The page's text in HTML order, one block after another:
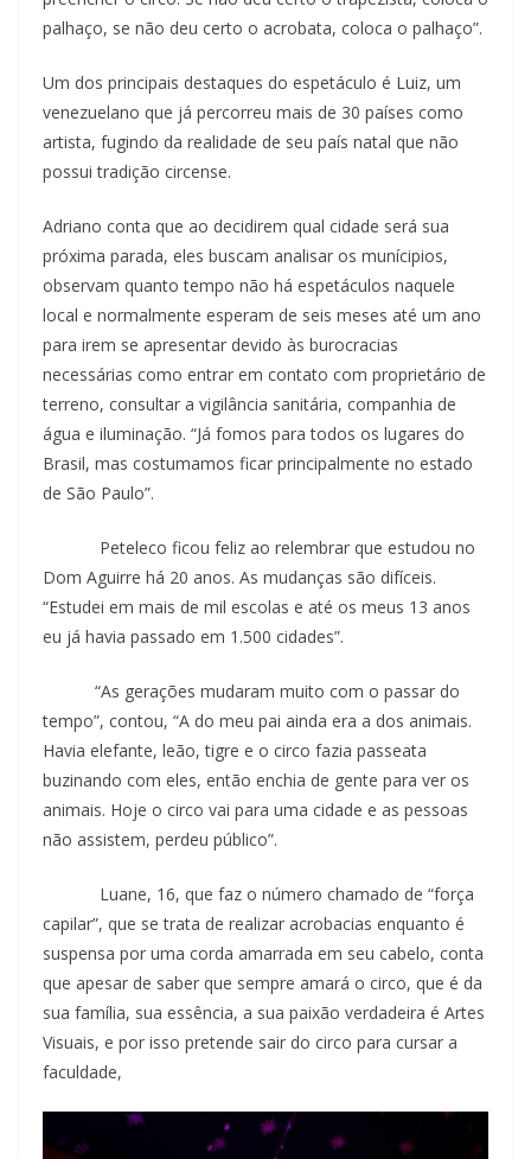
palhaço, se não deu certo o acrobata, coloca o palhaço”.
Um dos principais destaques do espetáculo é Luiz, um
venezuelano que já percorreu mais de 30 países como
artista, fugindo da realidade de seu país natal que não
possui tradição circense.
Adriano conta que ao decidirem qual cidade será sua
próxima parada, eles buscam analisar os munícipios,
observam quanto tempo não há espetáculos naquele
local e normalmente esperam de seis meses até um ano
para irem se apresentar devido às burocracias
necessárias como entrar em contato com proprietário de
terreno, consultar a vigilância sanitária, companhia de
água e iluminação. “Já fomos para todos os lugares do
Brasil, mas costumamos ficar principalmente no estado
de São Paulo”.
Peteleco ficou feliz ao relembrar que estudou no
Dom Aguirre há 20 anos. As mudanças são difíceis.
“Estudei em mais de mil escolas e até os meus 13 anos
eu já havia passado em 1.500 cidades”.
“As gerações mudaram muito com o passar do
tempo”, contou, “A do meu pai ainda era a dos animais.
Havia elefante, leão, tigre e o circo fazia passeata
buzinando com eles, então enchia de gente para ver os
animais. Hoje o circo vai para uma cidade e as pessoas
não assistem, perdeu público”.
Luane, 16, que faz o número chamado de “força
capilar”, que se trata de realizar acrobacias enquanto é
suspensa por uma corda amarrada em seu cabelo, conta
que apesar de saber que sempre amará o circo, que é da
sua família, sua essência, a sua paixão verdadeira é Artes
Visuais, e por isso pretende sair do circo para cursar a
faculdade,